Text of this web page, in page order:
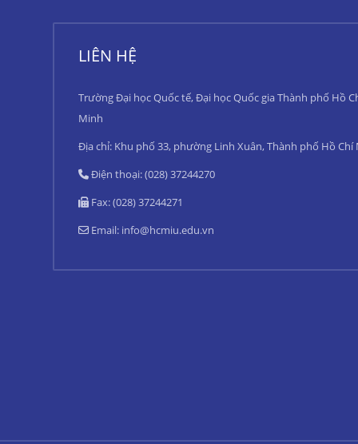
LIÊN HỆ
Trường Đại học Quốc tế, Đại học Quốc gia Thành phố Hồ
Minh
Địa chỉ: Khu phố 33, phường Linh Xuân, Thành phố Hồ Chí
Điện thoại: (028) 37244270
Fax: (028) 37244271
Email: info@hcmiu.edu.vn